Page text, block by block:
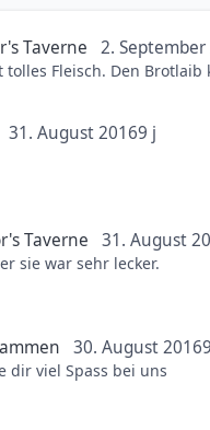
Taverne 2.
ist sehr sehr lecker,sehr heiss
31. August 20169 j
Taverne 31. August
sie war sehr lecker.
App
30. August 2016
dir viel Spass bei uns